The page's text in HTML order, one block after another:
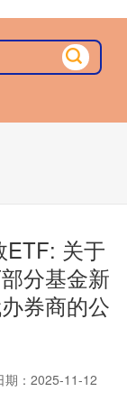
ETF: 关于
分基金新
券商的公
期：2025-11-12